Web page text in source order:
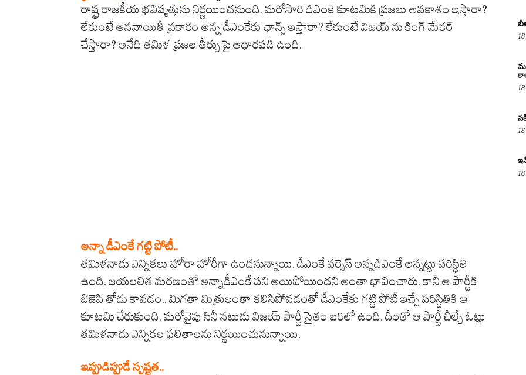
రాష్ట్ర రాజకీయ భవిష్యత్తును నిర్ణయించనుంది. మరోసారి డిఎంకె కూటమికి ప్రజలు అవకాశం ఇస్తారా?
లేకుంటే ఆనవాయితీ ప్రకారం అన్న డీఎంకేకు ఛాన్స్ ఇస్తారా? లేకుంటే విజయ్ ను కింగ్ మేకర్
చేస్తారా? అనేది తమిళ ప్రజల తీర్పు పై ఆధారపడి ఉంది.
అన్నా డీఎంకే గట్టి పోటీ..
తమిళనాడు ఎన్నికలు హోరా హోరీగా ఉండనున్నాయి. డీఎంకే వర్సెస్ అన్నడిఎంకే అన్నట్టు పరిస్థితి
ఉంది. జయలలిత మరణంతో అన్నాడీఎంకే పని అయిపోయిందని అంతా భావించారు. కానీ ఆ పార్టీకి
బిజెపి తోడు కావడం.. మిగతా మిత్రులంతా కలిసిపోవడంతో డీఎంకేకు గట్టి పోటీ ఇచ్చే పరిస్థితికి ఆ
కూటమి చేరుకుంది. మరోవైపు సినీ నటుడు విజయ్ పార్టీ సైతం బరిలో ఉంది. దీంతో ఆ పార్టీ చీల్చే ఓట్లు
తమిళనాడు ఎన్నికల ఫలితాలను నిర్ణయించునున్నాయి.
ఇప్పుడిప్పుడే స్పష్టత..